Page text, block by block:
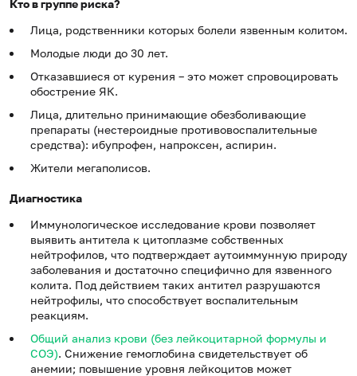
Кто в группе риска?
Лица, родственники которых болели язвенным колитом.
Молодые люди до 30 лет.
Отказавшиеся от курения – это может спровоцировать
обострение ЯК.
Лица, длительно принимающие обезболивающие
препараты (нестероидные противовоспалительные
средства): ибупрофен, напроксен, аспирин.
Жители мегаполисов.
Диагностика
Иммунологическое исследование крови позволяет
выявить антитела к цитоплазме собственных
нейтрофилов, что подтверждает аутоиммунную природу
заболевания и достаточно специфично для язвенного
колита. Под действием таких антител разрушаются
нейтрофилы, что способствует воспалительным
реакциям.
Общий анализ крови (без лейкоцитарной формулы и
СОЭ). Снижение гемоглобина свидетельствует об
анемии; повышение уровня лейкоцитов может